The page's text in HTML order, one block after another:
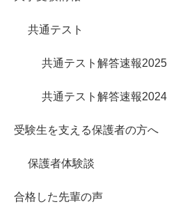
共通テスト
共通テスト解答速報2025
共通テスト解答速報2024
受験生を支える保護者の方へ
保護者体験談
合格した先輩の声